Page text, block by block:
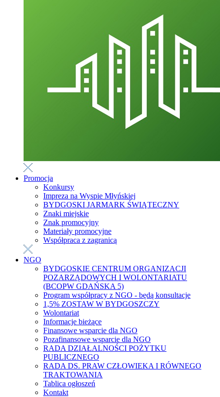
Promocja
Konkursy
Impreza na Wyspie Młyńskiej
BYDGOSKI JARMARK ŚWIĄTECZNY
Znaki miejskie
Znak promocyjny
Materiały promocyjne
Współpraca z zagranicą
NGO
BYDGOSKIE CENTRUM ORGANIZACJI
POZARZĄDOWYCH I WOLONTARIATU
(BCOPW GDAŃSKA 5)
Program współpracy z NGO - będą konsultacje
1,5% ZOSTAW W BYDGOSZCZY
Wolontariat
Informacje bieżące
Finansowe wsparcie dla NGO
Pozafinansowe wsparcie dla NGO
RADA DZIAŁALNOŚCI POŻYTKU
PUBLICZNEGO
RADA DS. PRAW CZŁOWIEKA I RÓWNEGO
TRAKTOWANIA
Tablica ogłoszeń
Kontakt